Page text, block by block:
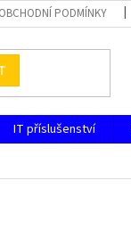
OBCHODNÍ PODMÍNKY
IT příslušenství